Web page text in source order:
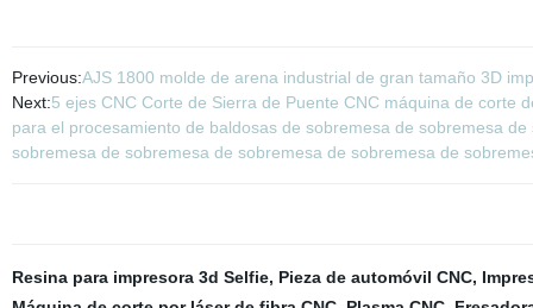
Previous:AJS 1800 molde de arena industrial de gran tamaño 3D
Next:5 ejes CNC Corte de Sierra de Puente CNC máquina de corte
para el procesamiento de baldosas de sobremesa de sobremesa
sobremesa de sobremesa de sobremesa de sobremesa de
Resina para impresora 3d Selfie, Pieza de automóvil CNC,